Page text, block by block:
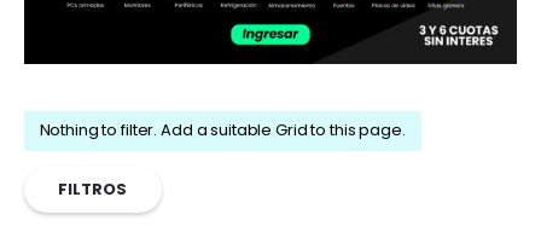
Nothing to filter. Add a suitable Grid to this page.
FILTROS